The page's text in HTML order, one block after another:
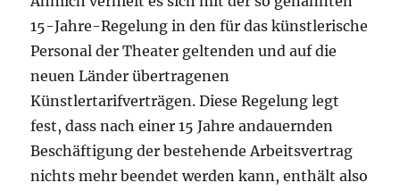
15-Jahre-Regelung in den für das künstlerische
Personal der Theater geltenden und auf die
neuen Länder übertragenen
Künstlertarifverträgen. Diese Regelung legt
fest, dass nach einer 15 Jahre andauernden
Beschäftigung der bestehende Arbeitsvertrag
nichts mehr beendet werden kann, enthält also